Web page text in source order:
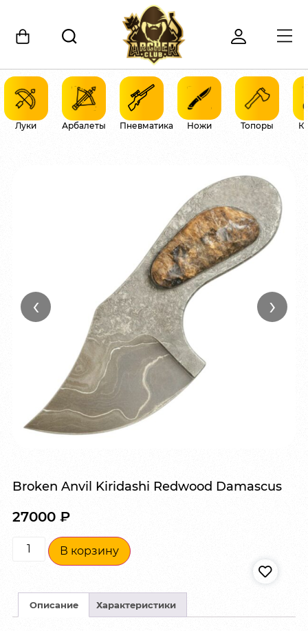
Луки Арбалеты Пневматика Ножи Топоры
‹ ›
Broken Anvil Kiridashi Redwood Damascus
27000 ₽
В корзину
Описание Характеристики